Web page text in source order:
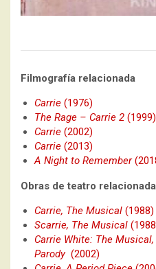
Filmografía relacionada
Carrie (1976)
The Rage – Carrie 2 (1999)
Carrie (2002)
Carrie (2013)
A Night to Remember
Obras de teatro
Carrie, The Musical (1988)
Scarrie, The Musical
Carrie White: The
Parody(2002)